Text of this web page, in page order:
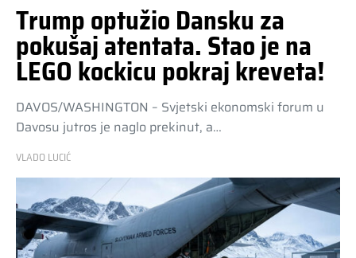
Trump optužio Dansku za
pokušaj atentata. Stao je na
LEGO kockicu pokraj kreveta!
DAVOS/WASHINGTON – Svjetski ekonomski forum u
Davosu jutros je naglo prekinut, a…
VLADO LUCIĆ